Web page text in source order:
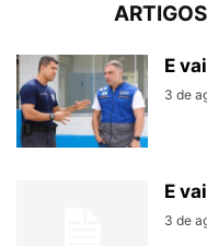
E
3 de
E
3 de